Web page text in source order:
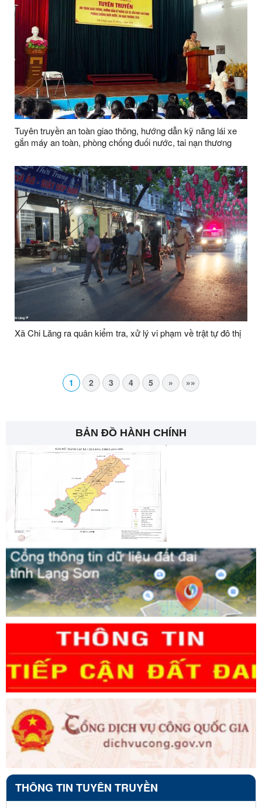
Tuyên truyền an toàn giao thông, hướng dẫn kỹ năng lái xe
gắn máy an toàn, phòng chống đuối nước, tai nạn thương
Xã Chi Lăng ra quân kiểm tra, xử lý vi phạm về trật tự đô thị
1 2 3 4 5 » »»
BẢN ĐỒ HÀNH CHÍNH
THÔNG TIN TUYÊN TRUYỀN